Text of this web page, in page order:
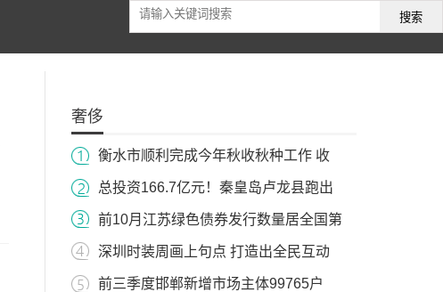
搜索
奢侈
衡水市顺利完成今年秋收秋种工作 收
总投资166.7亿元！秦皇岛卢龙县跑出
前10月江苏绿色债券发行数量居全国第
深圳时装周画上句点 打造出全民互动
前三季度邯郸新增市场主体99765户